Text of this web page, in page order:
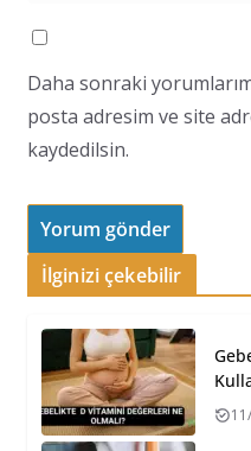
Daha sonraki
posta adresim ve site
kaydedilsin.
İlginizi çekebilir